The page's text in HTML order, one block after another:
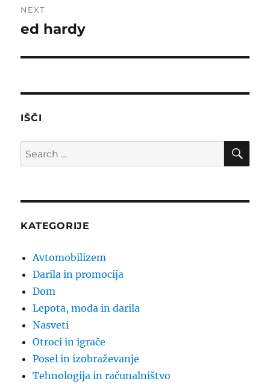
NEXT
Next
ed hardy
IŠČI
Search
for:
KATEGORIJE
Avtomobilizem
Darila in promocija
Dom
Lepota, moda in darila
Nasveti
Otroci in igrače
Posel in izobraževanje
Tehnologija in računalništvo